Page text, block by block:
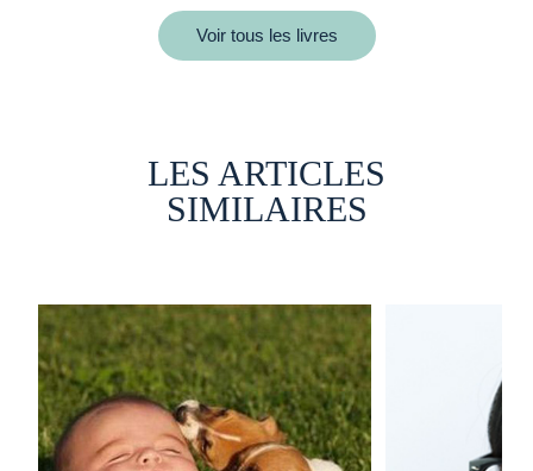
Voir tous les livres
LES ARTICLES
SIMILAIRES